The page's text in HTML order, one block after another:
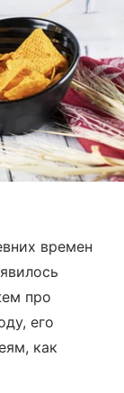
времен
про
его
как